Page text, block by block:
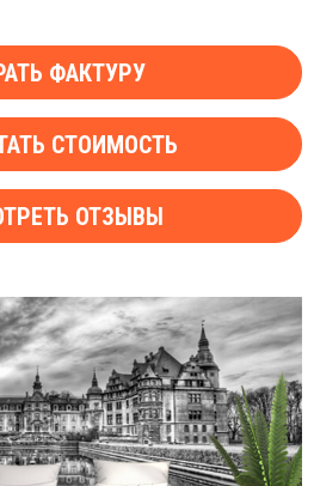
ФАКТУРУ
СТОИМОСТЬ
ОТЗЫВЫ